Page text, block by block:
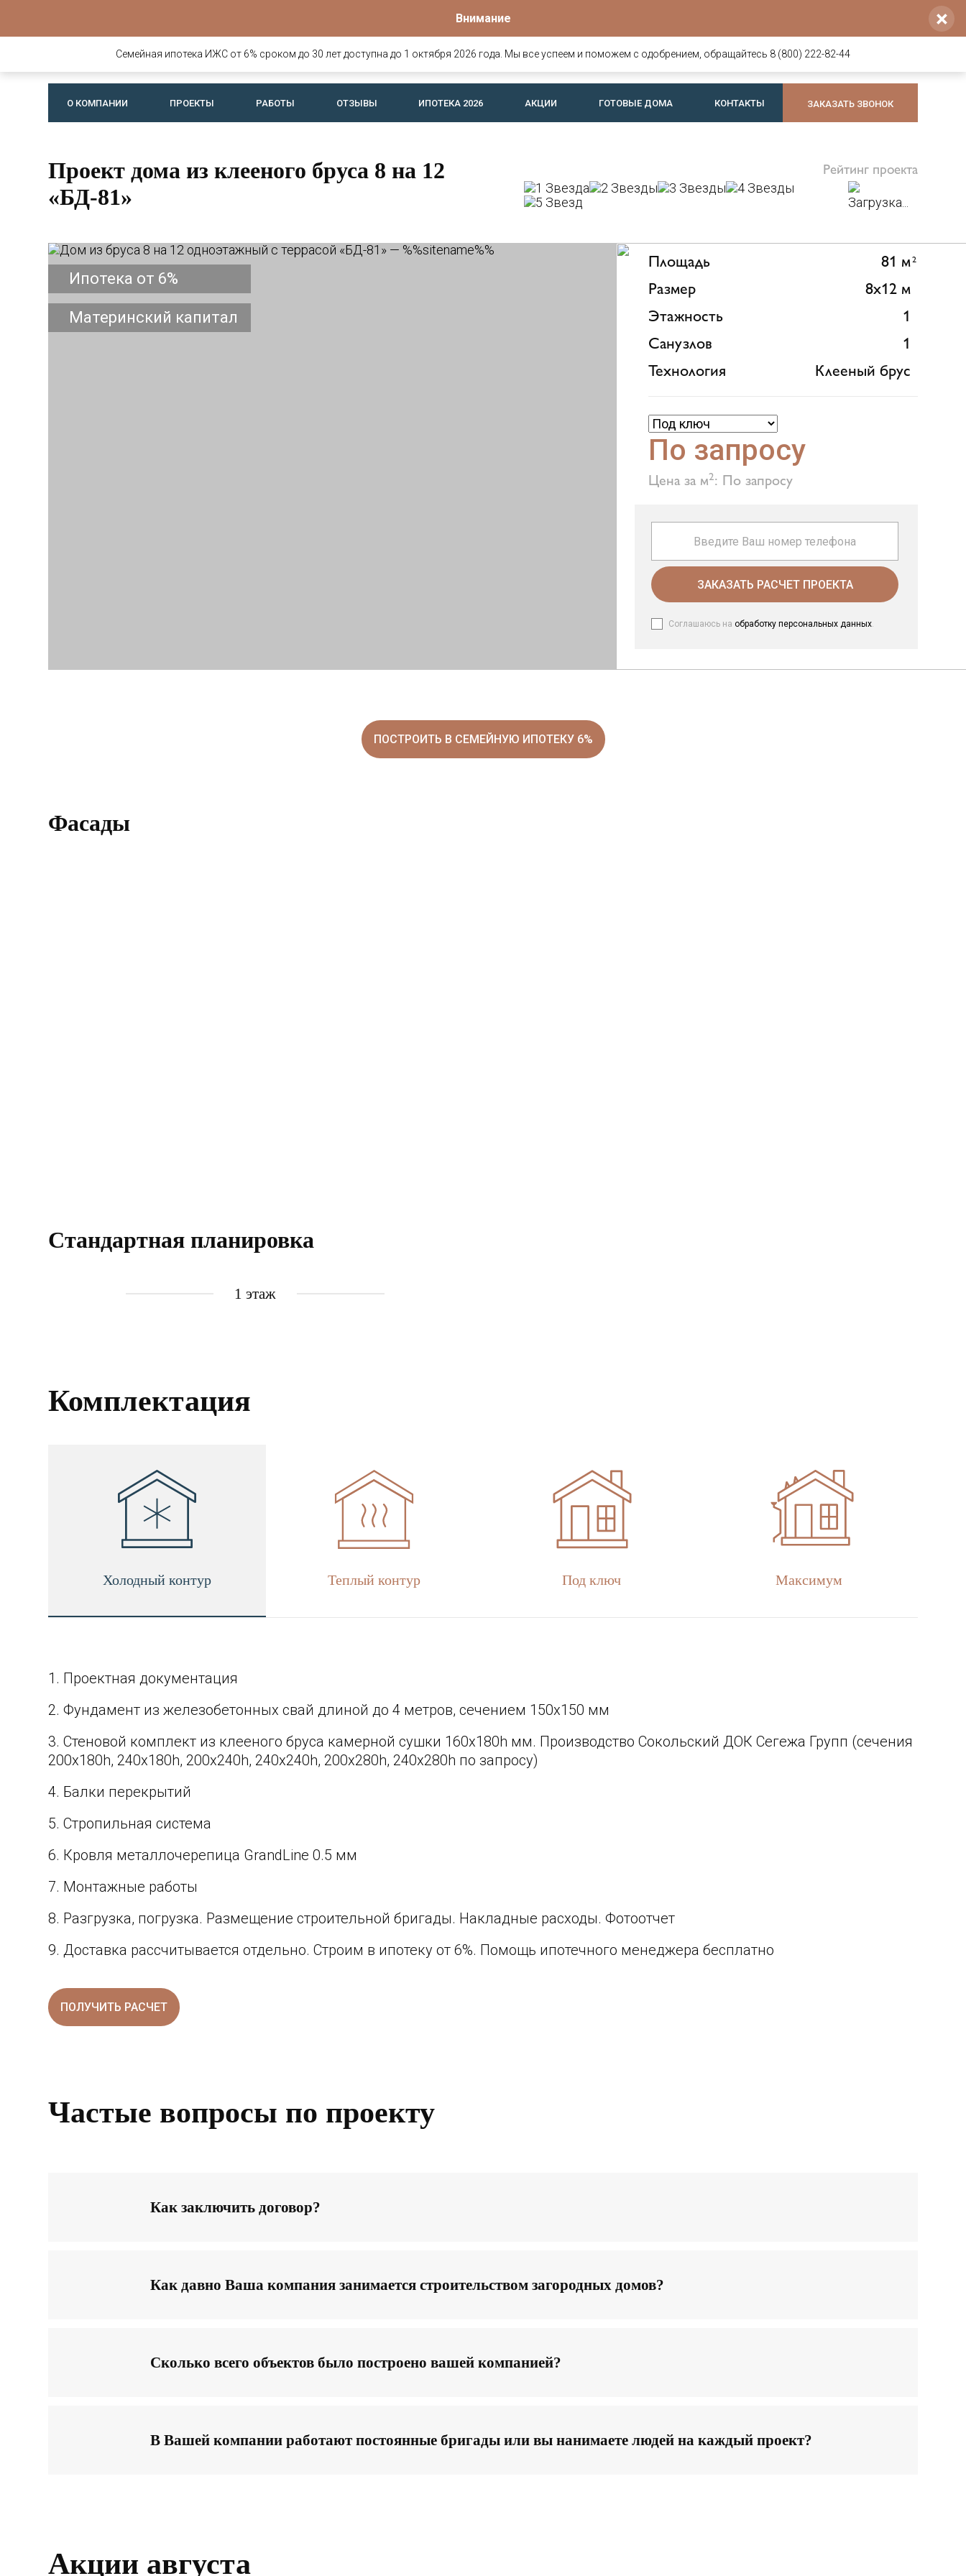
Внимание ×
Семейная ипотека ИЖС от 6% сроком до 30 лет доступна до 1 октября 2026 года. Мы все успеем и поможем с одобрением, обращайтесь 8 (800) 222-82-44
бань
Офис продаж
офис 26 (c 8:30 до 17:30)
Telegram илиMax
8 800 222-82-44
+7 921 064-74-44
О КОМПАНИИ ПРОЕКТЫ РАБОТЫ ОТЗЫВЫ ИПОТЕКА 2026 АКЦИИ ГОТОВЫЕ ДОМА КОНТАКТЫ ЗАКАЗАТЬ ЗВОНОК
Проект дома из клееного бруса 8 на 12
«БД-81»
Рейтинг проекта
Загрузка...
Ипотека от 6%
Материнский капитал
Площадь 81 м2
Размер
8x12 м
Этажность
1
Санузлов
1
Технология
Клееный брус
По запросу
Цена за м2: По запросу
ЗАКАЗАТЬ РАСЧЕТ ПРОЕКТА
Соглашаюсь на обработку персональных данных.
ПОСТРОИТЬ В СЕМЕЙНУЮ ИПОТЕКУ 6%
Фасады
Стандартная планировка
1 этаж
Комплектация
Холодный контур Теплый контур Под ключ Максимум
Проектная документация
Фундамент из железобетонных свай длиной до 4 метров, сечением 150x150 мм
Стеновой комплект из клееного бруса камерной сушки 160x180h мм. Производство Сокольский ДОК Сегежа Групп (сечения
200х180h, 240х180h, 200х240h, 240x240h, 200х280h, 240x280h по запросу)
Балки перекрытий
Стропильная система
Кровля металлочерепица GrandLine 0.5 мм
Монтажные работы
Разгрузка, погрузка. Размещение строительной бригады. Накладные расходы. Фотоотчет
Доставка рассчитывается отдельно. Строим в ипотеку от 6%. Помощь ипотечного менеджера бесплатно
ПОЛУЧИТЬ РАСЧЕТ
ПОЛУЧИТЬ РАСЧЕТ
Для домов по СПЕЦПРЕДЛОЖЕНИЮ коммуникации минимальные: вентиляция, канализация
Частые вопросы по проекту
Как заключить договор?
Как давно Ваша компания занимается строительством загородных домов?
Сколько всего объектов было построено вашей компанией?
В Вашей компании работают постоянные бригады или вы нанимаете людей на каждый проект?
Акции августа